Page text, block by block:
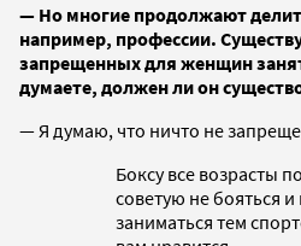
— Но многие продолжают
например, профессии.
запрещенных для женщин
думаете, должен ли он
— Я думаю, что ничто не
Боксу все возрасты
советую не бояться и
заниматься тем